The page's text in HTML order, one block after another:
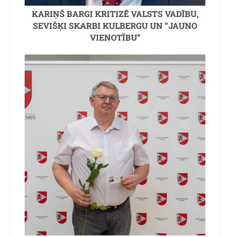
KARIŅŠ BARGI KRITIZĒ VALSTS VADĪBU,
SEVIŠĶI SKARBI KULBERGU UN “JAUNO
VIENOTĪBU”